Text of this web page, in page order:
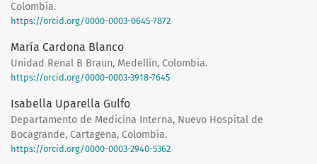
Colombia.
https://orcid.org/0000-0003-0645-7872
María Cardona Blanco
Unidad Renal B Braun, Medellín, Colombia.
https://orcid.org/0000-0003-3918-7645
Isabella Uparella Gulfo
Departamento de Medicina Interna, Nuevo Hospital de
Bocagrande, Cartagena, Colombia.
https://orcid.org/0000-0003-2940-5362